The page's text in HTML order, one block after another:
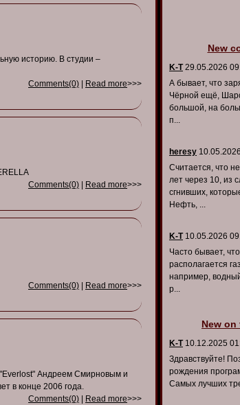
историю. В студии –
Comments(0)
Read more>>>
Comments(0)
Read more>>>
Comments(0)
Read more>>>
Андреем Смирновым и
в конце 2006 года.
Comments(0)
Read more>>>
New
K-T29.05.2026
А бывает, что
Чёрной ещё,
большой, на
п...
heresy
Считается, что
лет через 10, из
сгнивших,
Нефть, ...
K-T10.05.2026
Часто бывает,
располагается
например, водный
р...
New
K-T10.12.2025
Здравствуйте!
рождения
Самых лучших